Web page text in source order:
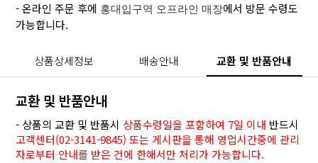
- 온라인 주문 후에 홍대입구역 오프라인 매장에서 방문 수령도
가능합니다.
상품상세정보 배송안내 교환 및 반품안내
교환 및 반품안내
- 상품의 교환 및 반품시 상품수령일을 포함하여 7일 이내 반드시
고객센터(02-3141-9845) 또는 게시판을 통해 영업시간중에 관리
자로부터 안내를 받은 건에 한해서만 처리가 가능합니다.